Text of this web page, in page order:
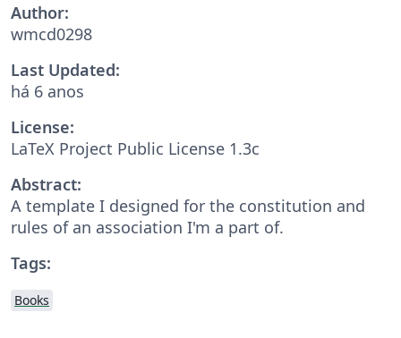
Author:
wmcd0298
Last Updated:
há 6 anos
License:
LaTeX Project Public License 1.3c
Abstract:
A template I designed for the constitution and
rules of an association I'm a part of.
Tags:
Books